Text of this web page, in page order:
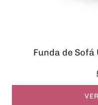
Funda de